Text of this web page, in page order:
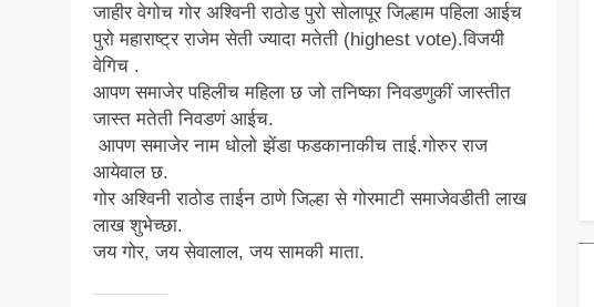
जाहीर वेगोच गोर अश्विनी राठोड पुरो सोलापूर जिल्हाम पहिला आईच
पुरो महाराष्ट्र राजेम सेती ज्यादा मतेती (highest vote).विजयी
वेगिच .
आपण समाजेर पहिलीच महिला छ जो तनिष्का निवडणुकीं जास्तीत
जास्त मतेती निवडणं आईच.
आपण समाजेर नाम धोलो झेंडा फडकानाकीच ताई.गोरुर राज
आयेवाल छ.
गोर अश्विनी राठोड ताईन ठाणे जिल्हा से गोरमाटी समाजेवडीती लाख
लाख शुभेच्छा.
जय गोर, जय सेवालाल, जय सामकी माता.